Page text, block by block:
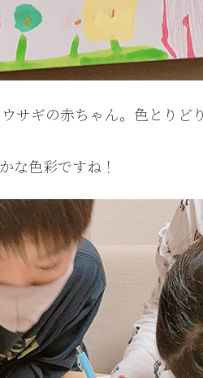
サギの赤ちゃん。色とりど
な色彩ですね！